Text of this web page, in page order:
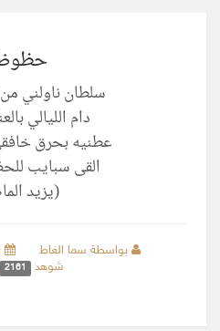
سلطان ناولني
دام الليالي
عطنيه بحرق
القى سبايب
(يزيد
بواسطة سما الغاط
شوهد
2161